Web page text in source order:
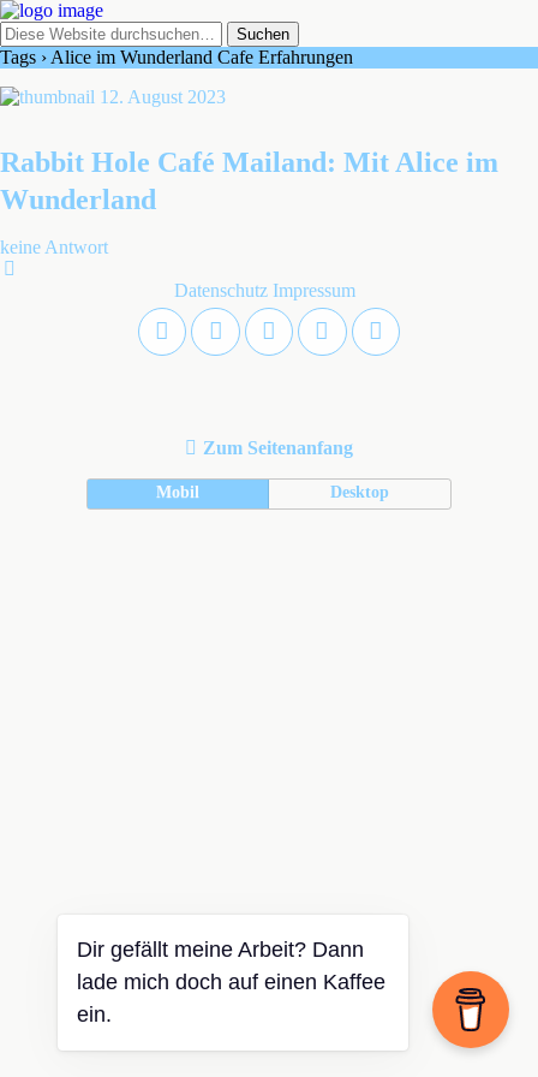
Tags › Alice im Wunderland Cafe Erfahrungen
12. August 2023
Rabbit Hole Café Mailand: Mit Alice im
Wunderland
keine Antwort
Datenschutz Impressum
Zum Seitenanfang
Mobil Desktop
Dir gefällt meine Arbeit? Dann
lade mich doch auf einen Kaffee
ein.